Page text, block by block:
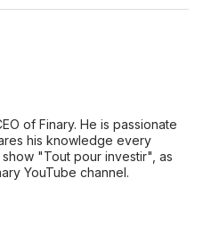
of Finary. He is passionate
his knowledge every
"Tout pour investir", as
YouTube channel.